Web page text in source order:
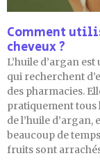
Comment
cheveux ?
L’huile d’argan
qui recherchent
des pharmacies.
pratiquement tous
de l’huile
beaucoup de
fruits sont